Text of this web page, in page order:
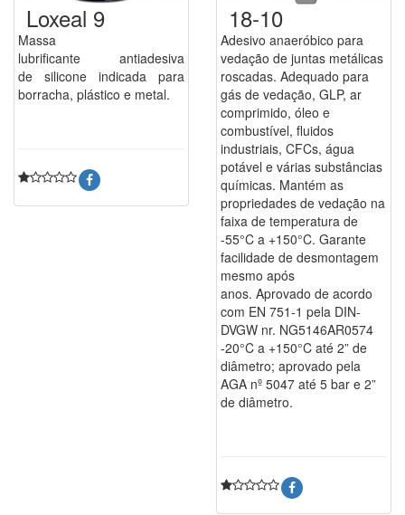
Loxeal 9
Massa
lubrificante antiadesiva
de silicone indicada para
borracha, plástico e metal.
18-10
Adesivo anaeróbico para
vedação de juntas metálicas
roscadas. Adequado para
gás de vedação, GLP, ar
comprimido, óleo e
combustível, fluidos
industriais, CFCs, água
potável e várias substâncias
químicas. Mantém as
propriedades de vedação na
faixa de temperatura de
-55°C a +150°C. Garante
facilidade de desmontagem
mesmo após
anos. Aprovado de acordo
com EN 751-1 pela DIN-
DVGW nr. NG5146AR0574
-20°C a +150°C até 2” de
diâmetro; aprovado pela
AGA nº 5047 até 5 bar e 2”
de diâmetro.